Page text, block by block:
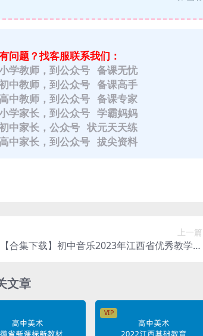
问题？找客服联系我们：
学教师，到公众号 备课无忧
中教师，到公众号 备课高手
中教师，到公众号 备课专家
学家长，到公众号 学霸妈妈
中家长，公众号 状元天天练
中家长，到公众号 拔尖资料
上一篇
【合集下载】初中音乐2023年江西省优秀教学课
文章
VIP